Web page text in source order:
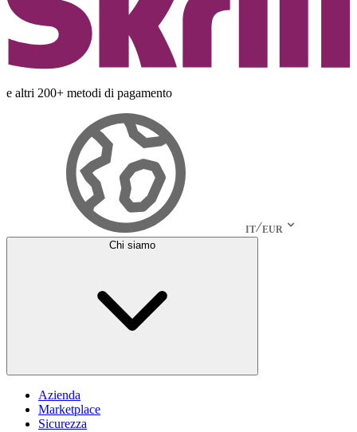
e altri 200+ metodi di pagamento
IT EUR
Chi siamo
Azienda
Marketplace
Sicurezza